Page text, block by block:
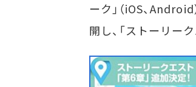
ーク」（iOS、
開し、「ストーリー